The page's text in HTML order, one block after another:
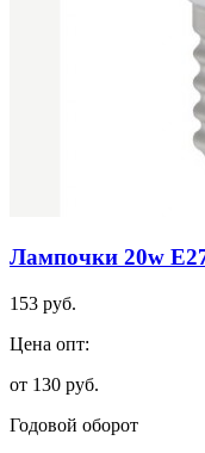
Лампочки 20w
153 руб.
Цена опт:
от 130 руб.
Годовой оборот